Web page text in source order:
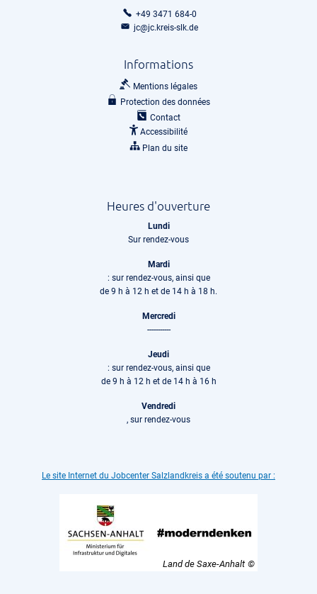
+49 3471 684-0
jc@jc.kreis-slk.de
Informations
Mentions légales
Protection des données
Contact
Accessibilité
Plan du site
Heures d'ouverture
Lundi
Sur rendez-vous
Mardi
: sur rendez-vous, ainsi que
de 9 h à 12 h et de 14 h à 18 h.
Mercredi
-----------
Jeudi
: sur rendez-vous, ainsi que
de 9 h à 12 h et de 14 h à 16 h
Vendredi
, sur rendez-vous
Le site Internet du Jobcenter Salzlandkreis a été soutenu par :
Land de Saxe-Anhalt